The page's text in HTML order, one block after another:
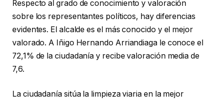
Respecto al grado de conocimiento y valoración
sobre los representantes políticos, hay diferencias
evidentes. El alcalde es el más conocido y el mejor
valorado. A Iñigo Hernando Arriandiaga le conoce el
72,1% de la ciudadanía y recibe valoración media de
7,6.
La ciudadanía sitúa la limpieza viaria en la mejor